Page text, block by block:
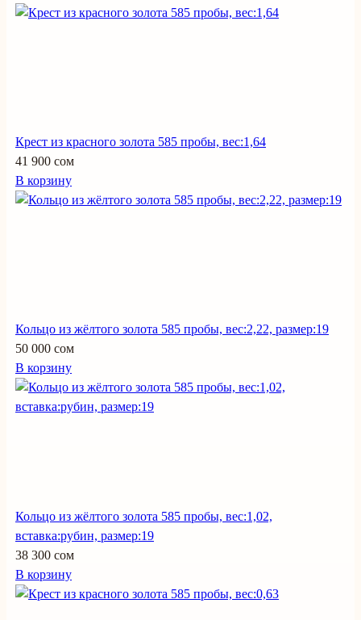
Крест из красного золота 585 пробы, вес:1,64
41 900 сом
В корзину
Кольцо из жёлтого золота 585 пробы, вес:2,22, размер:19
50 000 сом
В корзину
Кольцо из жёлтого золота 585 пробы, вес:1,02,
вставка:рубин, размер:19
38 300 сом
В корзину